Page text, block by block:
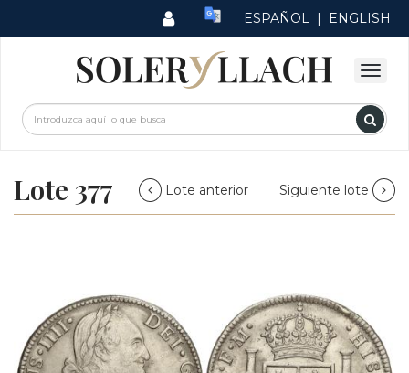
ESPAÑOL | ENGLISH
Lote 377 Lote anterior Siguiente lote